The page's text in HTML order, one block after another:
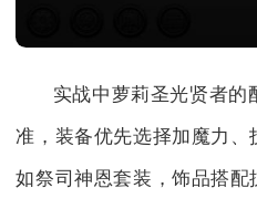
实战中萝莉圣光贤者的
准，装备优先选择加魔力、
如祭司神恩套装，饰品搭配